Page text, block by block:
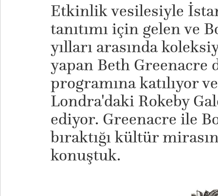
Etkinlik vesilesiyle
tanıtımı için gelen ve
yılları arasında
yapan Beth Greenacre
programına katılıyor
Londra'daki Rokeby
ediyor. Greenacre ile
bıraktığı kültür
konuştuk.